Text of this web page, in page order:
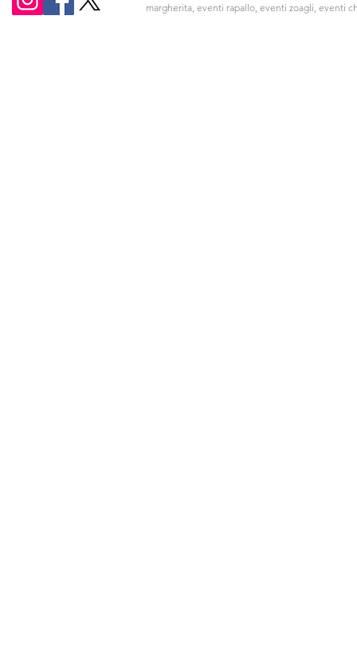
margherita, eventi rapallo, eventi zoagli, eventi